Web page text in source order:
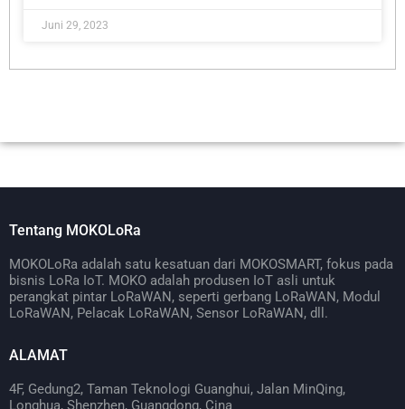
Juni 29, 2023
Tentang MOKOLoRa
MOKOLoRa adalah satu kesatuan dari MOKOSMART, fokus pada
bisnis LoRa IoT. MOKO adalah produsen IoT asli untuk
perangkat pintar LoRaWAN, seperti gerbang LoRaWAN, Modul
LoRaWAN, Pelacak LoRaWAN, Sensor LoRaWAN, dll.
ALAMAT
4F, Gedung2, Taman Teknologi Guanghui, Jalan MinQing,
Longhua, Shenzhen, Guangdong, Cina